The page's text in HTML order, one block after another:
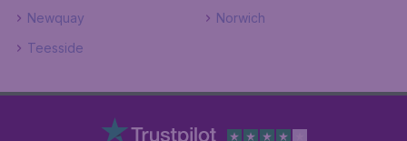
Newquay
Norwich
Teesside